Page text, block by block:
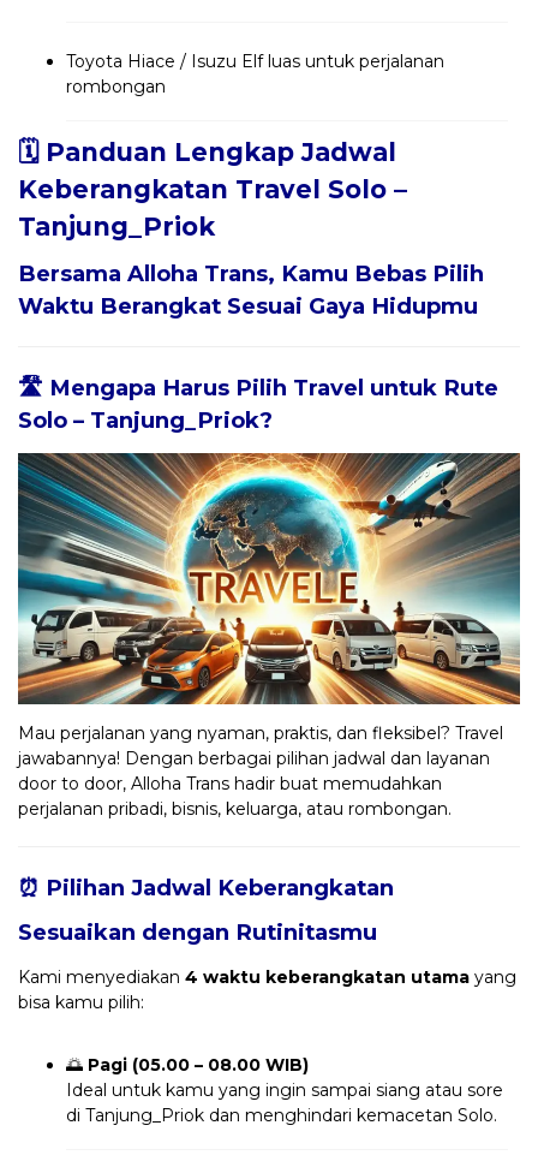
Toyota Hiace / Isuzu Elf luas untuk perjalanan
rombongan
🗓️ Panduan Lengkap Jadwal
Keberangkatan Travel Solo –
Tanjung_Priok
Bersama Alloha Trans, Kamu Bebas Pilih
Waktu Berangkat Sesuai Gaya Hidupmu
🛣️ Mengapa Harus Pilih Travel untuk Rute
Solo – Tanjung_Priok?
Mau perjalanan yang nyaman, praktis, dan fleksibel? Travel
jawabannya! Dengan berbagai pilihan jadwal dan layanan
door to door, Alloha Trans hadir buat memudahkan
perjalanan pribadi, bisnis, keluarga, atau rombongan.
⏰ Pilihan Jadwal Keberangkatan
Sesuaikan dengan Rutinitasmu
Kami menyediakan 4 waktu keberangkatan utama yang
bisa kamu pilih:
🌅 Pagi (05.00 – 08.00 WIB)
Ideal untuk kamu yang ingin sampai siang atau sore
di Tanjung_Priok dan menghindari kemacetan Solo.